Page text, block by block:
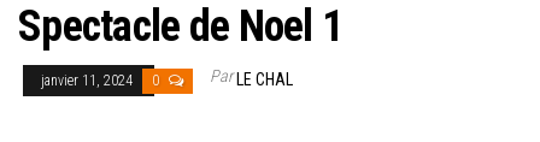
Spectacle de Noel 1
janvier 11, 2024 0 ParLE CHAL